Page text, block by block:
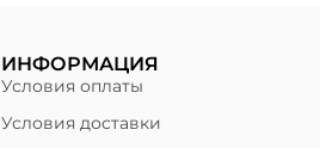
ИНФОРМАЦИЯ
Условия оплаты
Условия доставки